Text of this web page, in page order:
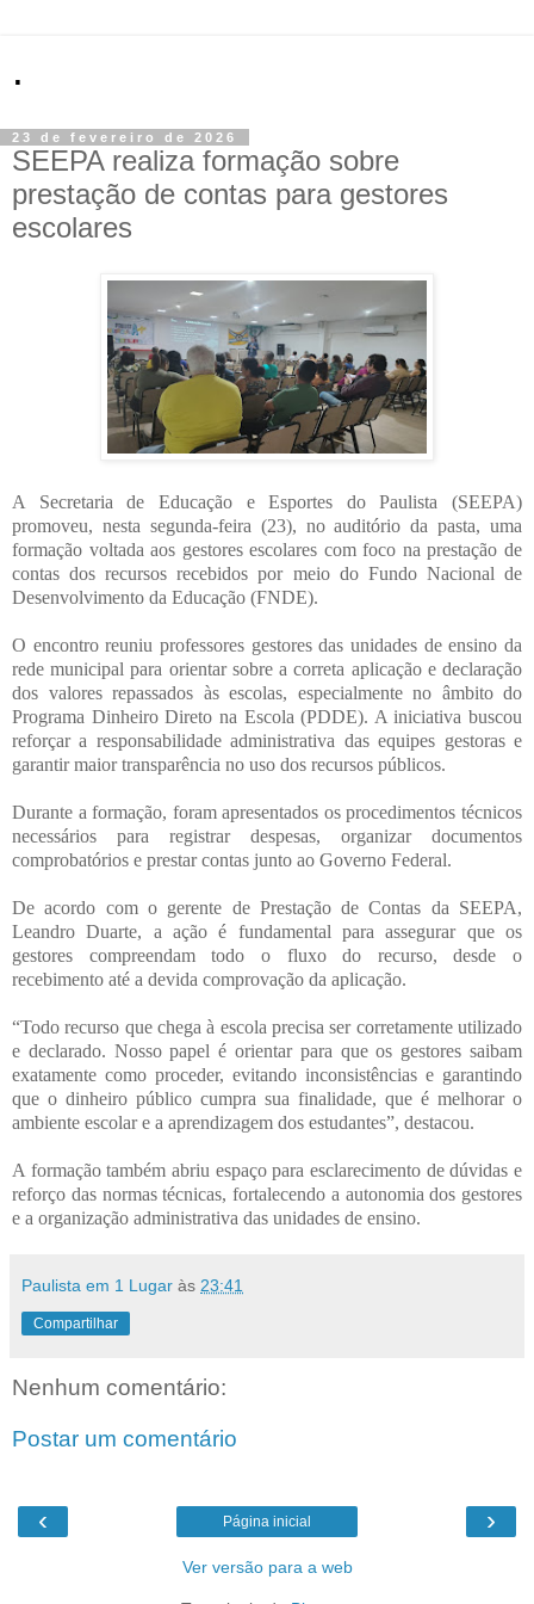
.
23 de fevereiro de 2026
SEEPA realiza formação sobre
prestação de contas para gestores
escolares
A Secretaria de Educação e Esportes do Paulista (SEEPA)
promoveu, nesta segunda-feira (23), no auditório da pasta, uma
formação voltada aos gestores escolares com foco na prestação de
contas dos recursos recebidos por meio do Fundo Nacional de
Desenvolvimento da Educação (FNDE).
O encontro reuniu professores gestores das unidades de ensino da
rede municipal para orientar sobre a correta aplicação e declaração
dos valores repassados às escolas, especialmente no âmbito do
Programa Dinheiro Direto na Escola (PDDE). A iniciativa buscou
reforçar a responsabilidade administrativa das equipes gestoras e
garantir maior transparência no uso dos recursos públicos.
Durante a formação, foram apresentados os procedimentos técnicos
necessários para registrar despesas, organizar documentos
comprobatórios e prestar contas junto ao Governo Federal.
De acordo com o gerente de Prestação de Contas da SEEPA,
Leandro Duarte, a ação é fundamental para assegurar que os
gestores compreendam todo o fluxo do recurso, desde o
recebimento até a devida comprovação da aplicação.
“Todo recurso que chega à escola precisa ser corretamente utilizado
e declarado. Nosso papel é orientar para que os gestores saibam
exatamente como proceder, evitando inconsistências e garantindo
que o dinheiro público cumpra sua finalidade, que é melhorar o
ambiente escolar e a aprendizagem dos estudantes”, destacou.
A formação também abriu espaço para esclarecimento de dúvidas e
reforço das normas técnicas, fortalecendo a autonomia dos gestores
e a organização administrativa das unidades de ensino.
Paulista em 1 Lugar às 23:41
Compartilhar
Nenhum comentário:
Postar um comentário
‹ ›
Página inicial
Ver versão para a web